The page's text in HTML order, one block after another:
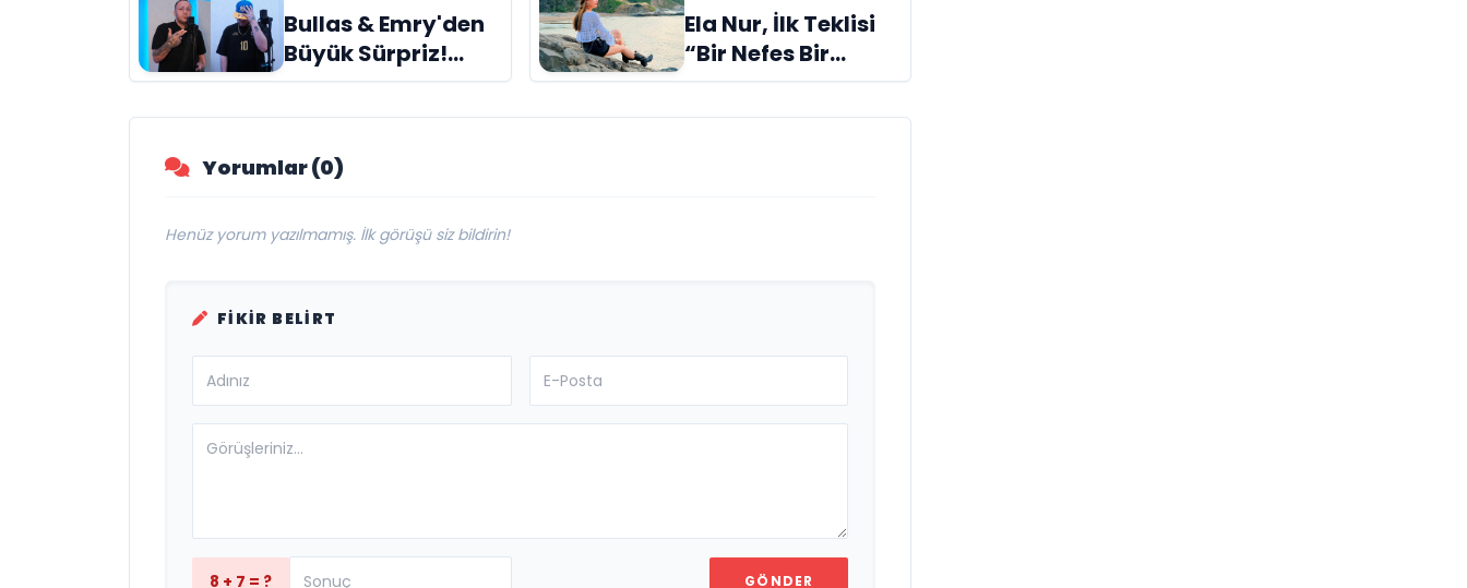
yayımlandı
Referans”
Bullas & Emry'den
Büyük Sürpriz!
"Kaç Kurtul" ile
Tarz Değiştirdiler
Ela Nur, İlk Teklisi
“Bir Nefes Bir
Gölge” ile Müzik
Yolculuğuna
Yorumlar (0)
Henüz yorum yazılmamış. İlk görüşü siz bildirin!
FIKIR BELIRT
8 + 7 = ? GÖNDER